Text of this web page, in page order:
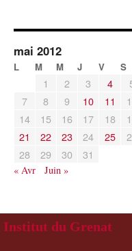
mai 2012
L M M J V S
1 2 3 4
7
8 9 10 11
14
15 16 17 18
21
22 23 24 25
28
29 30 31
« Avr Juin »
Institut du Grenat